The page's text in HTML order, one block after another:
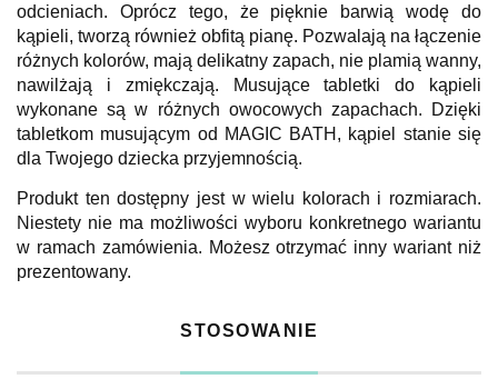
odcieniach. Oprócz tego, że pięknie barwią wodę do
kąpieli, tworzą również obfitą pianę. Pozwalają na łączenie
różnych kolorów, mają delikatny zapach, nie plamią wanny,
nawilżają i zmiękczają. Musujące tabletki do kąpieli
wykonane są w różnych owocowych zapachach. Dzięki
tabletkom musującym od MAGIC BATH, kąpiel stanie się
dla Twojego dziecka przyjemnością.
Produkt ten dostępny jest w wielu kolorach i rozmiarach.
Niestety nie ma możliwości wyboru konkretnego wariantu
w ramach zamówienia. Możesz otrzymać inny wariant niż
prezentowany.
STOSOWANIE